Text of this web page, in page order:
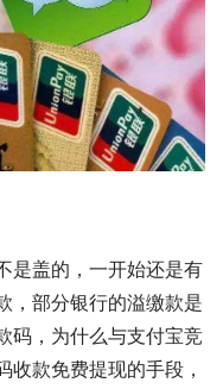
是盖的，一开始还是有
，部分银行的溢缴款是
码，为什么与支付宝竞
款免费提现的手段，